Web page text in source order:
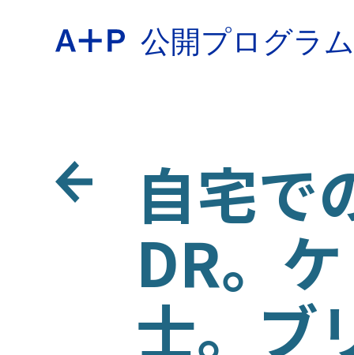
公開プログラム
教育
青少
自宅で
DR。
士。ブ